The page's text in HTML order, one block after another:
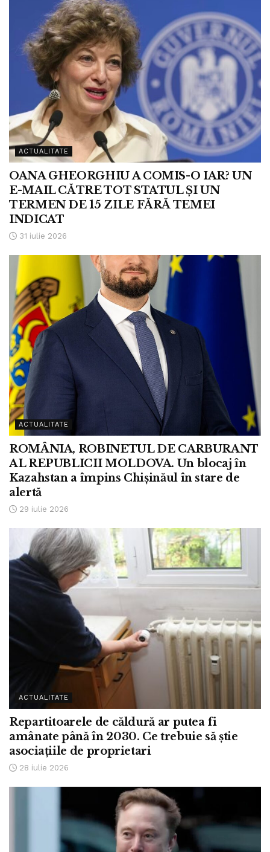
ACTUALITATE
OANA GHEORGHIU A COMIS-O IAR? UN
E-MAIL CĂTRE TOT STATUL ȘI UN
TERMEN DE 15 ZILE FĂRĂ TEMEI
INDICAT
31 iulie 2026
ACTUALITATE
ROMÂNIA, ROBINETUL DE CARBURANT
AL REPUBLICII MOLDOVA. Un blocaj în
Kazahstan a împins Chișinăul în stare de
alertă
29 iulie 2026
ACTUALITATE
Repartitoarele de căldură ar putea fi
amânate până în 2030. Ce trebuie să știe
asociațiile de proprietari
28 iulie 2026